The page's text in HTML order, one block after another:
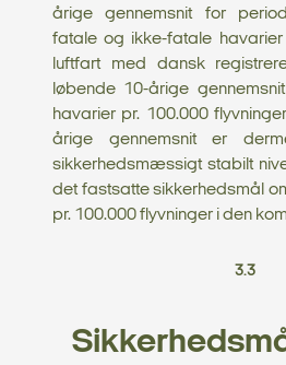
årige gennemsnit for
fatale og ikke-fatale
luftfart med dansk
løbende 10-årige
havarier pr. 100.000
årige gennemsnit er
sikkerhedsmæssigt stabilt
det fastsatte sikkerhedsmål
pr. 100.000 flyvninger i den
3.3